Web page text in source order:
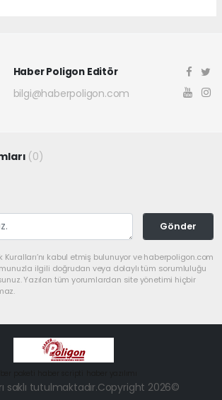
Haber Poligon Editör
bilgi@haberpoligon.com
(0)
Gönder
kabul etmiş bulunuyor ve haberpoligon.com
ilgili doğrudan veya dolaylı tüm sorumluluğu
Yazılan tüm yorumlardan site yönetimi hiçbir
saklı tutulmaktadır.Copyright 2026©